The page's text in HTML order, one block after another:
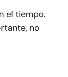
el tiempo.
no